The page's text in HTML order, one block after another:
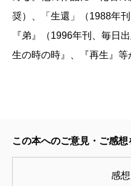
奨）、「生還」（1988年
『弟』（1996年刊、毎日
生の時の時』、『再生』等
この本へのご意見・ご感想
感